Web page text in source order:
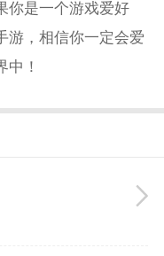
你是一个游戏爱好
游，相信你一定会爱
中！